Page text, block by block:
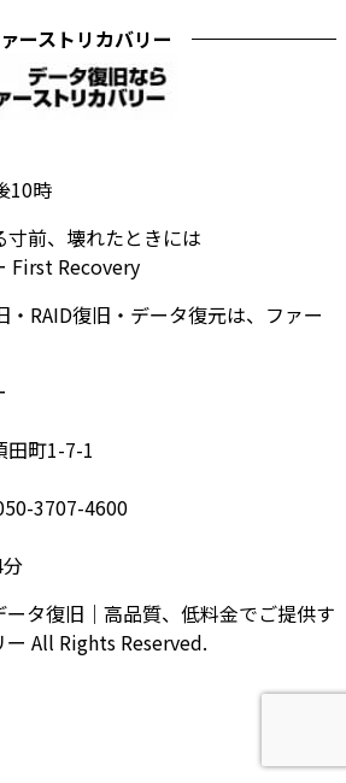
ーストリカバリー
10時
前、壊れたときには
First Recovery
・RAID復旧・データ復元は、ファー
田町1-7-1
3707-4600
タ復旧｜高品質、低料金でご提供す
All Rights Reserved.